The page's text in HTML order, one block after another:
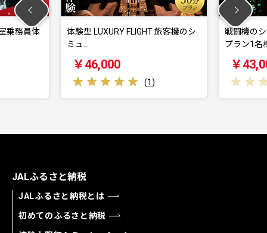
員体
体験型 LUXURY FLIGHT 旅客機のシ
ミュ…
￥46,000
( 1)
戦闘機のシミ
プラン1名様
￥43,000
JALふるさと納税
JALふるさと納税とは
初めてのふるさと納税